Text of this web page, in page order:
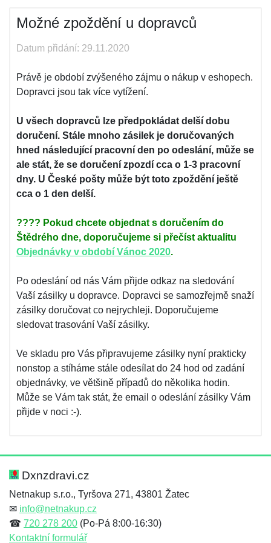
Možné zpoždění u dopravců
Datum přidání: 29.11.2020
Právě je období zvýšeného zájmu o nákup v eshopech.
Dopravci jsou tak více vytížení.
U všech dopravců lze předpokládat delší dobu
doručení. Stále mnoho zásilek je doručovaných
hned následující pracovní den po odeslání, může se
ale stát, že se doručení zpozdí cca o 1-3 pracovní
dny. U České pošty může být toto zpoždění ještě
cca o 1 den delší.
???? Pokud chcete objednat s doručením do
Štědrého dne, doporučujeme si přečíst aktualitu
Objednávky v období Vánoc 2020.
Po odeslání od nás Vám přijde odkaz na sledování
Vaší zásilky u dopravce. Dopravci se samozřejmě snaží
zásilky doručovat co nejrychleji. Doporučujeme
sledovat trasování Vaší zásilky.
Ve skladu pro Vás připravujeme zásilky nyní prakticky
nonstop a stíháme stále odesílat do 24 hod od zadání
objednávky, ve většině případů do několika hodin.
Může se Vám tak stát, že email o odeslání zásilky Vám
přijde v noci :-).
Dxnzdravi.cz
Netnakup s.r.o., Tyršova 271, 43801 Žatec
✉ info@netnakup.cz
☎ 720 278 200 (Po-Pá 8:00-16:30)
Kontaktní formulář